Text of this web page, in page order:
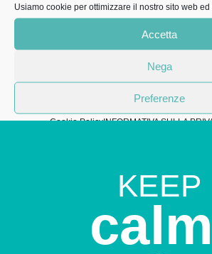
Usiamo cookie per ottimizzare il nostro sito web ed
Accetta
Nega
Preferenze
Cookie PolicyINFORMATIVA SULLA
LEGGI »
1 2
KEEP